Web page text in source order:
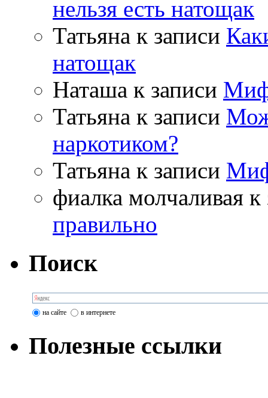
нельзя есть натощак
Татьяна к записи
натощак
Наташа к записи
Татьяна к записи
наркотиком?
Татьяна к записи
фиалка молчаливая к
правильно
Поиск
на сайте в интернете
Полезные ссылки